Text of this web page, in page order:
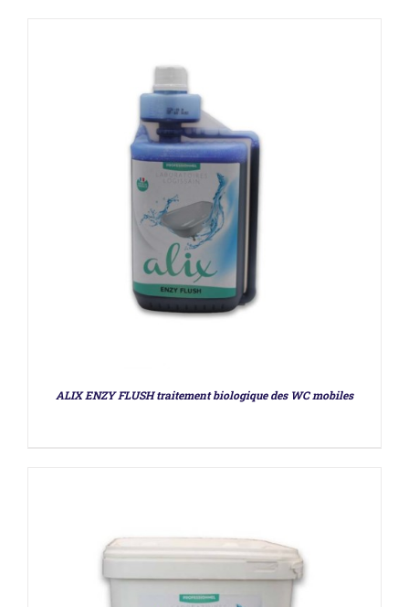
ALIX ENZY FLUSH traitement biologique des WC mobiles
DÉTAILS